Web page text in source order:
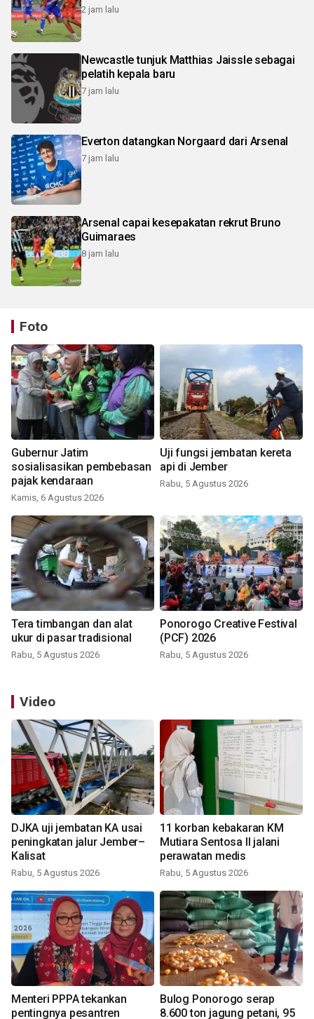
2 jam lalu
Newcastle tunjuk Matthias Jaissle sebagai
pelatih kepala baru
7 jam lalu
Everton datangkan Norgaard dari Arsenal
7 jam lalu
Arsenal capai kesepakatan rekrut Bruno
Guimaraes
8 jam lalu
Foto
Gubernur Jatim
sosialisasikan pembebasan
pajak kendaraan
Kamis, 6 Agustus 2026
Uji fungsi jembatan kereta
api di Jember
Rabu, 5 Agustus 2026
Tera timbangan dan alat
ukur di pasar tradisional
Rabu, 5 Agustus 2026
Ponorogo Creative Festival
(PCF) 2026
Rabu, 5 Agustus 2026
Video
DJKA uji jembatan KA usai
peningkatan jalur Jember–
Kalisat
Rabu, 5 Agustus 2026
11 korban kebakaran KM
Mutiara Sentosa II jalani
perawatan medis
Rabu, 5 Agustus 2026
Menteri PPPA tekankan
pentingnya pesantren
Bulog Ponorogo serap
8.600 ton jagung petani, 95